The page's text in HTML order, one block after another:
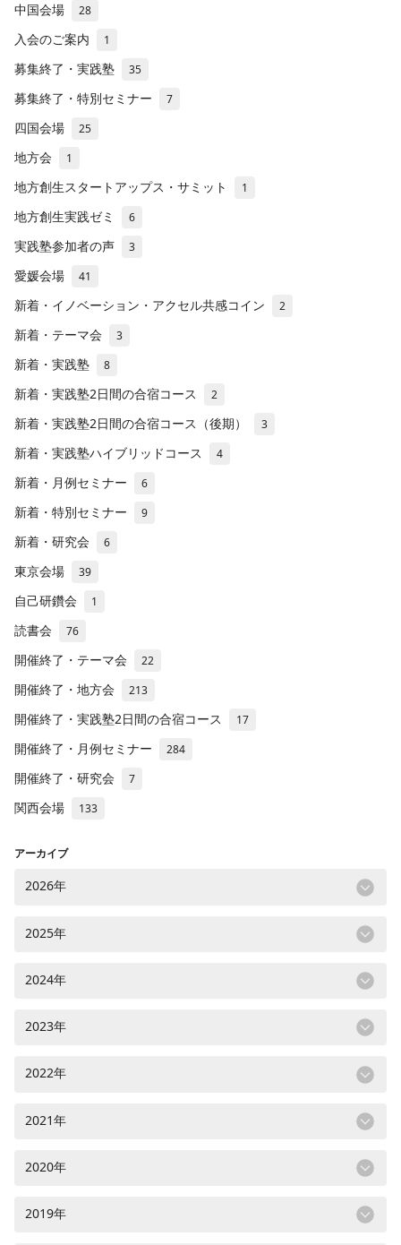
中国会場 28
入会のご案内 1
募集終了・実践塾 35
募集終了・特別セミナー 7
四国会場 25
地方会 1
地方創生スタートアップス・サミット 1
地方創生実践ゼミ 6
実践塾参加者の声 3
愛媛会場 41
新着・イノベーション・アクセル共感コイン 2
新着・テーマ会 3
新着・実践塾 8
新着・実践塾2日間の合宿コース 2
新着・実践塾2日間の合宿コース（後期） 3
新着・実践塾ハイブリッドコース 4
新着・月例セミナー 6
新着・特別セミナー 9
新着・研究会 6
東京会場 39
自己研鑽会 1
読書会 76
開催終了・テーマ会 22
開催終了・地方会 213
開催終了・実践塾2日間の合宿コース 17
開催終了・月例セミナー 284
開催終了・研究会 7
関西会場 133
アーカイブ
2026年
2025年
2024年
2023年
2022年
2021年
2020年
2019年